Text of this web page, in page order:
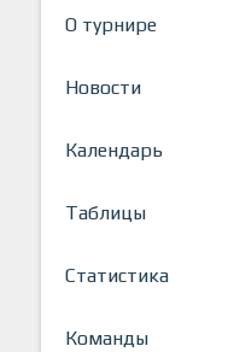
О турнире
Новости
Календарь
Таблицы
Статистика
Команды